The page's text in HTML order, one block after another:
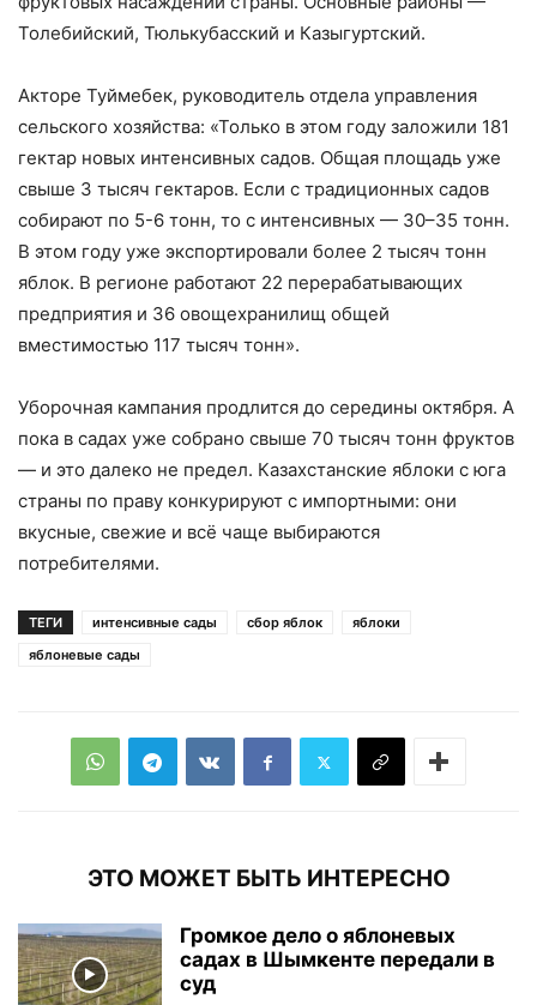
Толебийский, Тюлькубасский и Казыгуртский.
Акторе Туймебек, руководитель отдела управления
сельского хозяйства: «Только в этом году заложили 181
гектар новых интенсивных садов. Общая площадь уже
свыше 3 тысяч гектаров. Если с традиционных садов
собирают по 5-6 тонн, то с интенсивных — 30–35 тонн.
В этом году уже экспортировали более 2 тысяч тонн
яблок. В регионе работают 22 перерабатывающих
предприятия и 36 овощехранилищ общей
вместимостью 117 тысяч тонн».
Уборочная кампания продлится до середины октября. А
пока в садах уже собрано свыше 70 тысяч тонн фруктов
— и это далеко не предел. Казахстанские яблоки с юга
страны по праву конкурируют с импортными: они
вкусные, свежие и всё чаще выбираются
потребителями.
ТЕГИ интенсивные сады сбор яблок
яблоки
яблоневые сады
ЭТО МОЖЕТ БЫТЬ ИНТЕРЕСНО
Громкое дело о яблоневых
садах в Шымкенте передали в
суд